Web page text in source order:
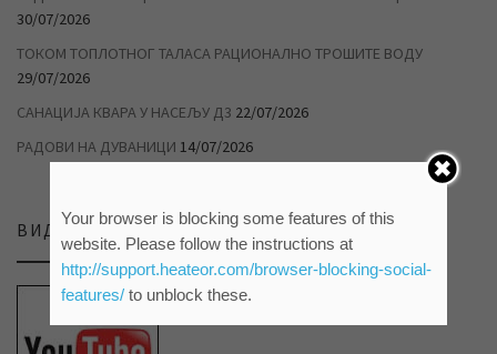
30/07/2026
ТОКОМ ТОПЛОТНОГ ТАЛАСА РАЦИОНАЛНО ТРОШИТЕ ВОДУ
29/07/2026
САНАЦИЈА КВАРА У НАСЕЉУ Д3 22/07/2026
РАДОВИ НА ДУВАНИЦИ 14/07/2026
ВИДЕО ПРИЛОЗИ НА НАШЕМ ЈУТЈУБ КАНАЛУ
Your browser is blocking some features of this
website. Please follow the instructions at
http://support.heateor.com/browser-blocking-social-
features/to unblock these.